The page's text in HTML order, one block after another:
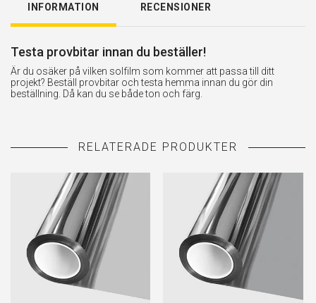
INFORMATION RECENSIONER
Testa provbitar innan du beställer!
Är du osäker på vilken solfilm som kommer att passa till ditt
projekt? Beställ provbitar och testa hemma innan du gör din
beställning. Då kan du se både ton och färg.